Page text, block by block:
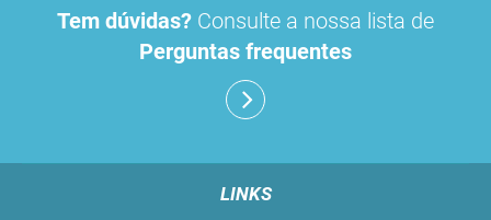
Tem dúvidas? Consulte a nossa lista de
Perguntas frequentes
LINKS